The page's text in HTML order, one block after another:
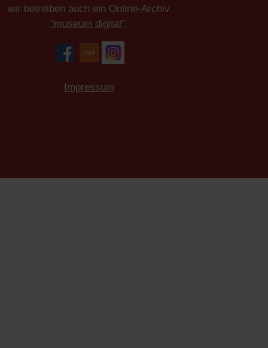
wir betreiben auch ein Online-Archiv
"museum digital".
Impressum